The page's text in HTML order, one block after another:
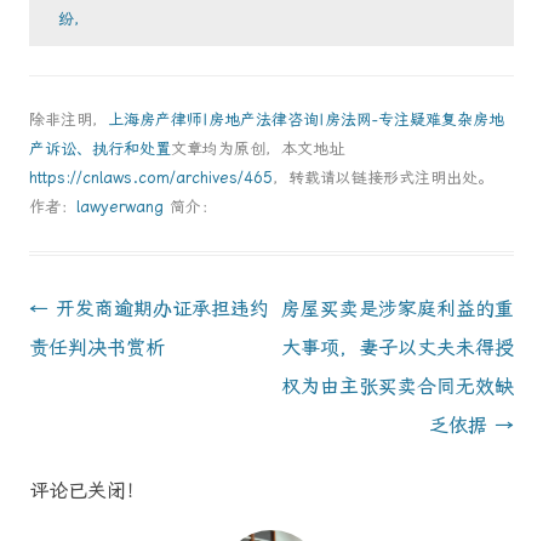
纷，
除非注明，
上海房产律师|房地产法律咨询|房法网-专注疑难复杂房地
产诉讼、执行和处置文章均为原创，本文地址
https://cnlaws.com/archives/465，转载请以链接形式注明出处。
作者： lawyerwang 简介：
Post
navigation
← 开发商逾期办证承担违约
责任判决书赏析
房屋买卖是涉家庭利益的重
大事项，妻子以丈夫未得授
权为由主张买卖合同无效缺
乏依据 →
评论已关闭！